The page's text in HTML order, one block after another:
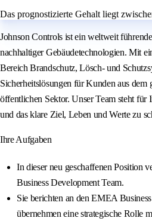
Das prognostizierte Gehalt liegt
Johnson Controls ist ein weltweit
nachhaltiger Gebäudetechnologien. Mit
Bereich Brandschutz, Lösch- und
Sicherheitslösungen für Kunden aus
öffentlichen Sektor. Unser Team steht für
und das klare Ziel, Leben und Werte zu
Ihre Aufgaben
In dieser neu geschaffenen Position
Business Development Team.
Sie berichten an den EMEA
übernehmen eine strategische Rolle